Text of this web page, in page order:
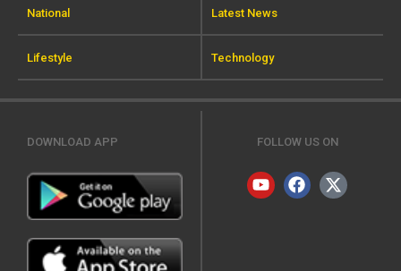
National Latest News
Lifestyle Technology
DOWNLOAD APP FOLLOW US ON